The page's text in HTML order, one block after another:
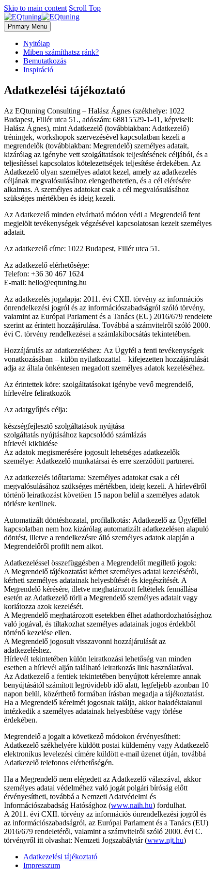
Skip to main content Scroll Top
Primary Menu
Nyitólap
Miben számíthatsz ránk?
Bemutatkozás
Inspiráció
Adatkezelési tájékoztató
Az EQtuning Consulting – Halász Ágnes (székhelye: 1022
Budapest, Fillér utca 51., adószám: 68815529-1-41, képviseli:
Halász Ágnes), mint Adatkezelő (továbbiakban: Adatkezelő)
tréningek, workshopok szervezésével kapcsolatban kezeli a
megrendelők (továbbiakban: Megrendelő) személyes adatait,
kizárólag az igénybe vett szolgáltatások teljesítésének céljából, és a
teljesítéssel kapcsolatos kötelezettségek teljesítése érdekében. Az
Adatkezelő olyan személyes adatot kezel, amely az adatkezelés
céljának megvalósulásához elengedhetetlen, és a cél elérésére
alkalmas. A személyes adatokat csak a cél megvalósulásához
szükséges mértékben és ideig kezeli.
Az Adatkezelő minden elvárható módon védi a Megrendelő fent
megjelölt tevékenységek végzésével kapcsolatosan kezelt személyes
adatait.
Az adatkezelő címe: 1022 Budapest, Fillér utca 51.
Az adatkezelő elérhetősége:
Telefon: +36 30 467 1624
E-mail: hello@eqtuning.hu
Az adatkezelés jogalapja: 2011. évi CXII. törvény az információs
önrendelkezési jogról és az információszabadságról szóló törvény,
valamint az Európai Parlament és a Tanács (EU) 2016/679 rendelete
szerint az érintett hozzájárulása. Továbbá a számvitelről szóló 2000.
évi C. törvény rendelkezései a számlakibocsátás tekintetében.
Hozzájárulás az adatkezeléshez: Az Ügyfél a fenti tevékenységek
vonatkozásában – külön nyilatkozattal – kifejezetten hozzájárulását
adja az általa önkéntesen megadott személyes adatok kezeléséhez.
Az érintettek köre: szolgáltatásokat igénybe vevő megrendelő,
hírlevélre feliratkozók
Az adatgyűjtés célja:
készségfejlesztő szolgáltatások nyújtása
szolgáltatás nyújtásához kapcsolódó számlázás
hírlevél kiküldése
Az adatok megismerésére jogosult lehetséges adatkezelők
személye: Adatkezelő munkatársai és erre szerződött partnerei.
Az adatkezelés időtartama: Személyes adatokat csak a cél
megvalósulásához szükséges mértékben, ideig kezeli. A hírlevélről
történő leiratkozást követően 15 napon belül a személyes adatok
törlésre kerülnek.
Automatizált döntéshozatal, profilalkotás: Adatkezelő az Ügyféllel
kapcsolatban nem hoz kizárólag automatizált adatkezelésen alapuló
döntést, illetve a rendelkezésre álló személyes adatok alapján a
Megrendelőről profilt nem alkot.
Adatkezeléssel összefüggésben a Megrendelőt megillető jogok:
A Megrendelő tájékoztatást kérhet személyes adatai kezeléséről,
kérheti személyes adatainak helyesbítését és kiegészítését. A
Megrendelő kérésére, illetve meghatározott feltételek fennállása
esetén az Adatkezelő törli a Megrendelő személyes adatait vagy
korlátozza azok kezelését.
A Megrendelő meghatározott esetekben élhet adathordozhatósághoz
való jogával, és tiltakozhat személyes adatainak jogos érdekből
történő kezelése ellen.
A Megrendelő jogosult visszavonni hozzájárulását az
adatkezeléshez.
Hírlevél tekintetében külön leiratkozási lehetőség van minden
esetben a hírlevél alján található leiratkozás link használatával.
Az Adatkezelő a fentiek tekintetében benyújtott kérelemre annak
benyújtásától számított legrövidebb idő alatt, legfeljebb azonban 10
napon belül, közérthető formában írásban megadja a tájékoztatást.
Ha a Megrendelő kérelmét jogosnak találja, akkor haladéktalanul
intézkedik a személyes adatainak helyesbítése vagy törlése
érdekében.
Megrendelő a jogait a következő módokon érvényesítheti:
Adatkezelő székhelyére küldött postai küldemény vagy Adatkezelő
elektronikus levelezési címére küldött e-mail üzenet útján, továbbá
Adatkezelő telefonos elérhetőségén.
Ha a Megrendelő nem elégedett az Adatkezelő válaszával, akkor
személyes adatai védelméhez való jogát polgári bíróság előtt
érvényesítheti, továbbá a Nemzeti Adatvédelmi és
Információszabadság Hatósághoz (www.naih.hu) fordulhat.
A 2011. évi CXII. törvény az információs önrendelkezési jogról és
az információszabadságról, az Európai Parlament és a Tanács (EU)
2016/679 rendeletéről, valamint a számvitelről szóló 2000. évi C.
törvényről itt olvashat: Nemzeti Jogszabálytár (www.njt.hu)
Adatkezelési tájékoztató
Impresszum